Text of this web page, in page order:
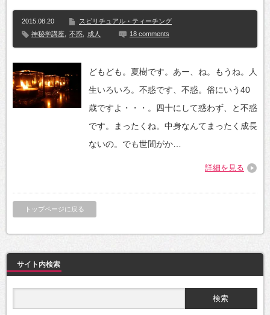
2015.08.20
スピリチュアル・ティーチング
神秘学講座
不惑 成人 18 comments
どもども。夏樹です。あー、ね。もうね。人
生いろいろ。不惑です、不惑。俗にいう40
歳ですよ・・・。四十にして惑わず、と不惑
です。まったくね。中身なんてまったく成長
ないの。でも世間がか…
詳細を見る
トップページに戻る
サイト内検索